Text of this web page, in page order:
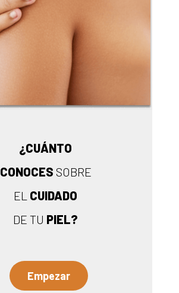
¿CUÁNTO
CONOCES SOBRE
EL CUIDADO
DE TU PIEL?
Empezar